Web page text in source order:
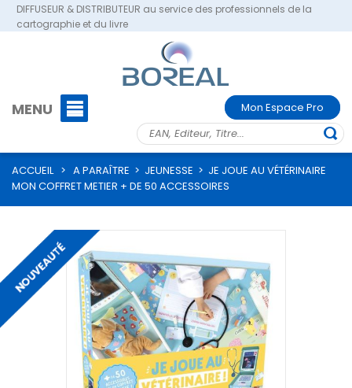
DIFFUSEUR & DISTRIBUTEUR au service des professionnels de la
cartographie et du livre
MENU Mon Espace Pro
ACCUEIL > A PARAÎTRE > JEUNESSE > JE JOUE AU VÉTÉRINAIRE
MON COFFRET METIER + DE 50 ACCESSOIRES